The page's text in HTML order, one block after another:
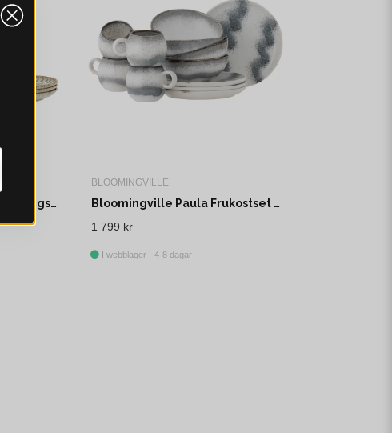
Bloomingville Fleur Serveringsset Natur Stengods Plate deep: 900 ml Set om 4x3
BLOOMINGVILLE
Bloomingville Paula Frukostset Grå Stengods 12-pack
1 799 kr
I webblager - 4-8 dagar